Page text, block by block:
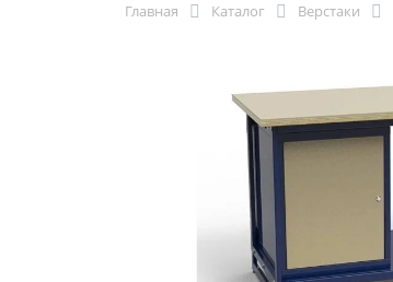
Главная Каталог Верстаки